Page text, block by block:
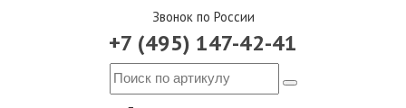
Звонок по России
+7 (495) 147-42-41